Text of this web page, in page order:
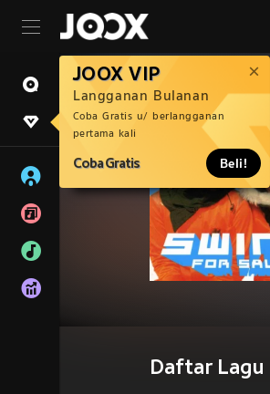
JOOX VIP
Langganan Bulanan
Coba Gratis u/ berlangganan
pertama kali
Coba Gratis Beli!
Daftar Lagu